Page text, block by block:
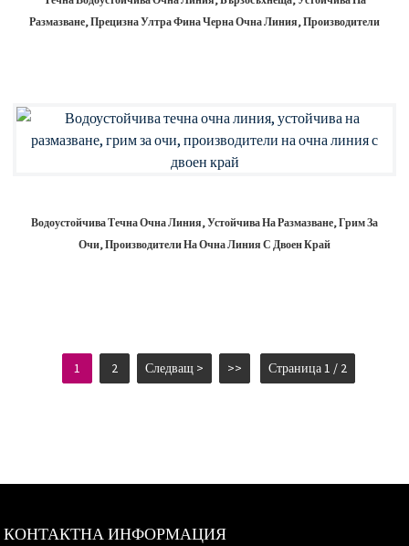
Размазване, Прецизна Ултра Фина Черна Очна Линия, Производители
Водоустойчива Течна Очна Линия, Устойчива На Размазване, Грим За
Очи, Производители На Очна Линия С Двоен Край
1 2 Следващ > >> Страница 1 / 2
КОНТАКТНА ИНФОРМАЦИЯ